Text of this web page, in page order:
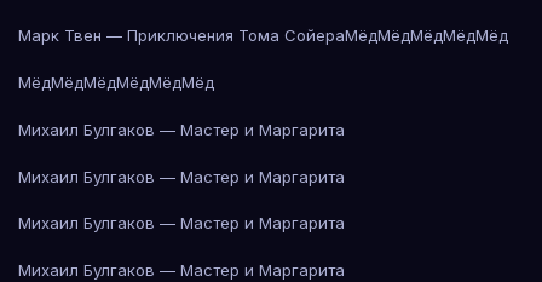
Марк Твен — Приключения Тома СойераМёдМёдМёдМёдМёд
МёдМёдМёдМёдМёдМёд
Михаил Булгаков — Мастер и Маргарита
Михаил Булгаков — Мастер и Маргарита
Михаил Булгаков — Мастер и Маргарита
Михаил Булгаков — Мастер и Маргарита